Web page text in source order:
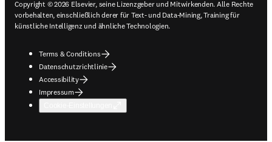
Copyright © 2026 Elsevier, seine Lizenzgeber und Mitwirkenden. Alle Rechte
vorbehalten, einschließlich derer für Text- und Data-Mining, Training für
künstliche Intelligenz und ähnliche Technologien.
Terms & Conditions
Datenschutzrichtlinie
Accessibility
Impressum